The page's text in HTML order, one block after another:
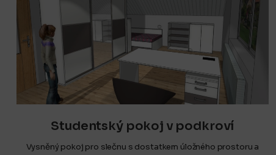
Studentský pokoj v podkroví
Vysněný pokoj pro slečnu s dostatkem úložného prostoru a